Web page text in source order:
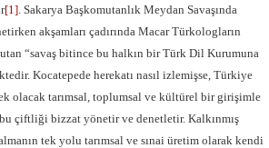
[1]. Sakarya Başkomutanlık Meydan Savaşında
akşamları çadırında Macar Türkologların
“savaş bitince bu halkın bir Türk Dil Kurumuna
Kocatepede herekatı nasıl izlemişse, Türkiye
olacak tarımsal, toplumsal ve kültürel bir girişimle
bu çiftliği bizzat yönetir ve denetletir. Kalkınmış
tek yolu tarımsal ve sınai üretim olarak kendi